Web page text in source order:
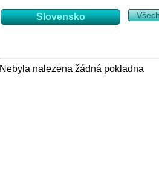
Slovensko
Nebyla nalezena žádná pokladna